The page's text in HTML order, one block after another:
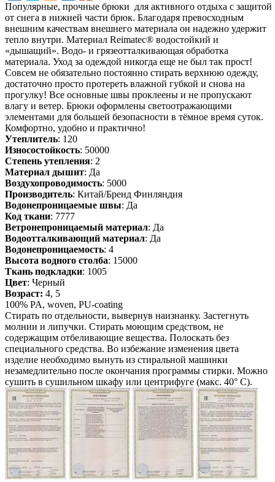
Популярные, прочные брюки для активного отдыха с защитой
от снега в нижней части брюк. Благодаря превосходным
внешним качествам внешнего материала он надежно удержит
тепло внутри. Материал Reimatec® водостойкий и
«дышащий». Водо- и грязеотталкивающая обработка
материала. Уход за одеждой никогда еще не был так прост!
Совсем не обязательно постоянно стирать верхнюю одежду,
достаточно просто протереть влажной губкой и снова на
прогулку! Все основные швы проклеены и не пропускают
влагу и ветер. Брюки оформлены светоотражающими
элементами для большей безопасности в тёмное время суток.
Комфортно, удобно и практично!
Утеплитель: 120
Износостойкость: 50000
Степень утепления: 2
Материал дышит: Да
Воздухопроводимость: 5000
Производитель: Китай/Бренд Финляндия
Водонепроницаемые швы: Да
Код ткани: 7777
Ветронепроницаемый материал: Да
Водоотталкивающий материал: Да
Водонепроницаемость: 4
Высота водного столба: 15000
Ткань подкладки: 1005
Цвет: Черный
Возраст: 4, 5
100% PA, woven, PU-coating
Стирать по отдельности, вывернув наизнанку. Застегнуть
молнии и липучки. Стирать моющим средством, не
содержащим отбеливающие вещества. Полоскать без
специального средства. Во избежание изменения цвета
изделие необходимо вынуть из стиральной машинки
незамедлительно после окончания программы стирки. Можно
сушить в сушильном шкафу или центрифуге (макс. 40° C).